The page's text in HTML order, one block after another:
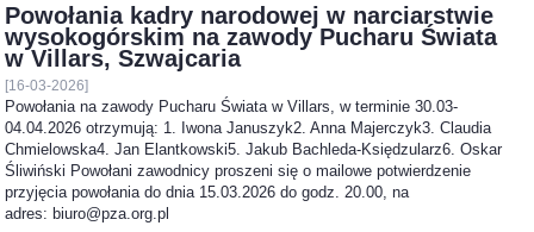
Powołania kadry narodowej w narciarstwie
wysokogórskim na zawody Pucharu Świata
w Villars, Szwajcaria
[16-03-2026]
Powołania na zawody Pucharu Świata w Villars, w terminie 30.03-
04.04.2026 otrzymują: 1. Iwona Januszyk2. Anna Majerczyk3. Claudia
Chmielowska4. Jan Elantkowski5. Jakub Bachleda-Księdzularz6. Oskar
Śliwiński Powołani zawodnicy proszeni się o mailowe potwierdzenie
przyjęcia powołania do dnia 15.03.2026 do godz. 20.00, na
adres: biuro@pza.org.pl